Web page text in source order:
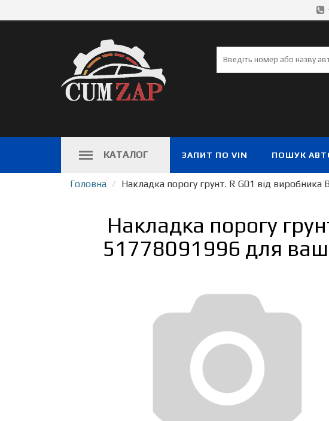
КАТАЛОГ ЗАПИТ ПО VIN ПОШУК
Головна Накладка порогу грунт. R G01 від
Накладка порогу
51778091996 для